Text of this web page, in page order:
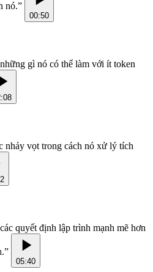
nó.”
00:50
gì nó có thể làm với ít token
nhảy vọt trong cách nó xử lý tích
quyết định lập trình mạnh mẽ hơn
”
05:40